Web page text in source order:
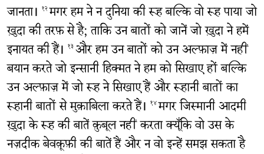
जानता। १२मगर हम ने न दुनिया की रूह बल्कि वो रूह पाया जो
ख़ुदा की तरफ़ से है; ताकि उन बातों को जानें जो ख़ुदा ने हमें
इनायत की हैं। १३और हम उन बातों को उन अल्फ़ाज़ में नहीं
बयान करते जो इन्सानी हिक्मत ने हम को सिखाए हों बल्कि
उन अल्फ़ाज़ में जो रूह ने सिखाए हैं और रूहानी बातों का
रूहानी बातों से मुक़ाबिला करते हैं। १४मगर जिस्मानी आदमी
ख़ुदा के रूह की बातें क़ुबूल नहीं करता क्यूँकि वो उस के
नज़दीक बेवक़ूफ़ी की बातें हैं और न वो इन्हें समझ सकता है